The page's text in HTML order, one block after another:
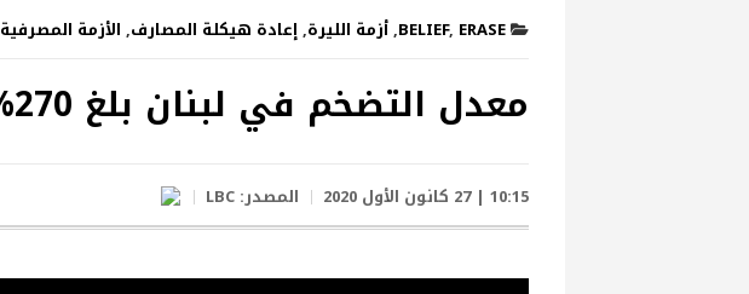
BELIEF, ERASE
,أزمة الليرة,إعادة هيكلة المصارف, الأزمة المصرفية
معدل التضخم في لبنان بلغ 270% والازمة الأساسية هي أزمة العملة
10:15 | 27 كانون الأول 2020 المصدر: LBC